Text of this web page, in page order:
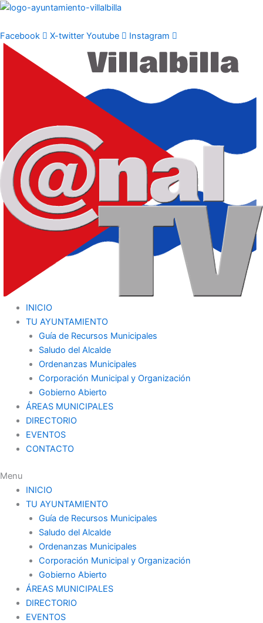
Ir
contenido
Facebook X-twitter Youtube Instagram
INICIO
TU AYUNTAMIENTO
Guía de Recursos Municipales
Saludo del Alcalde
Ordenanzas Municipales
Corporación Municipal y Organización
Gobierno Abierto
ÁREAS MUNICIPALES
DIRECTORIO
EVENTOS
CONTACTO
Menu
INICIO
TU AYUNTAMIENTO
Guía de Recursos Municipales
Saludo del Alcalde
Ordenanzas Municipales
Corporación Municipal y Organización
Gobierno Abierto
ÁREAS MUNICIPALES
DIRECTORIO
EVENTOS